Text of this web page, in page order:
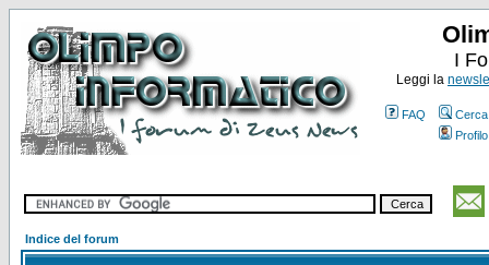
I
Leggi la
FAQ
Cerca
Profilo
Indice del forum